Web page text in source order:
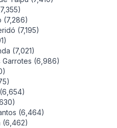
(7,286)
(7,195)
(7,021)
Garrotes (6,986)
(6,464)
(6,462)